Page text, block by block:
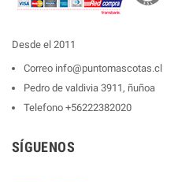
Desde el 2011
Correo info@puntomascotas.cl
Pedro de valdivia 3911, ñuñoa
Telefono +56222382020
SÍGUENOS